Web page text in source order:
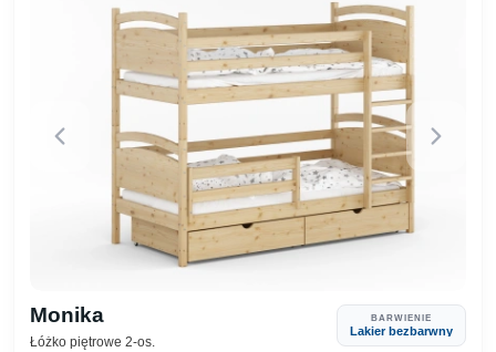
Monika
Łóżko piętrowe 2-os.
BARWIENIE
Lakier bezbarwny